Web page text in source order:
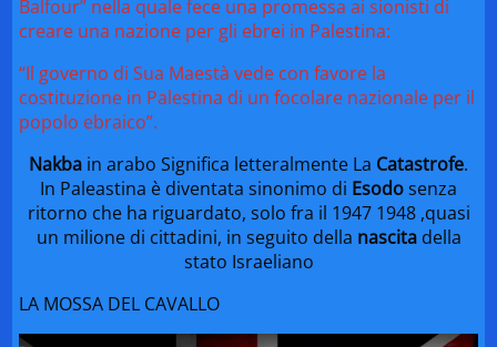
Balfour” nella quale fece una promessa ai sionisti di
creare una nazione per gli ebrei in Palestina:
“Il governo di Sua Maestà vede con favore la
costituzione in Palestina di un focolare nazionale per il
popolo ebraico”.
Nakba in arabo Significa letteralmente La Catastrofe.
In Paleastina è diventata sinonimo di Esodosenza
ritorno che ha riguardato, solo fra il 1947 1948 ,quasi
un milione di cittadini, in seguito della nascitadella
stato Israeliano
LA MOSSA DEL CAVALLO